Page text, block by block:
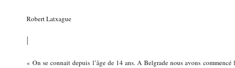
Robert Latxague
« On se connait depuis l’âge de 14 ans. A Belgrade nous avons